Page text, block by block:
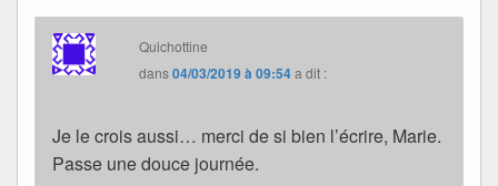
Quichottine
dans04/03/2019 à 09:54a dit :
Je le crois aussi… merci de si bien l’écrire, Marie.
Passe une douce journée.